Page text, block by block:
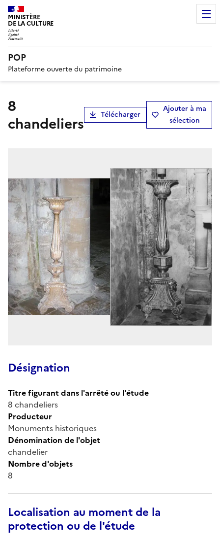
MINISTÈRE
DE LA CULTURE
POP
Plateforme ouverte du patrimoine
8
chandeliers
Télécharger
Ajouter à ma
sélection
Désignation
Titre figurant dans l'arrêté ou l'étude
8 chandeliers
Producteur
Monuments historiques
Dénomination de l'objet
chandelier
Nombre d'objets
8
Localisation au moment de la
protection ou de l'étude